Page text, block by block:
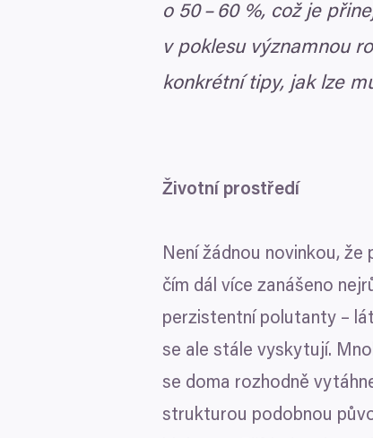
o 50– 60%, což je
v poklesu významnou
konkrétní tipy, jak lze
Životní prostředí
Není žádnou novinkou,
čím dál více zanášeno
perzistentní polutanty –
se ale stále vyskytují.
se doma rozhodně
strukturou podobnou